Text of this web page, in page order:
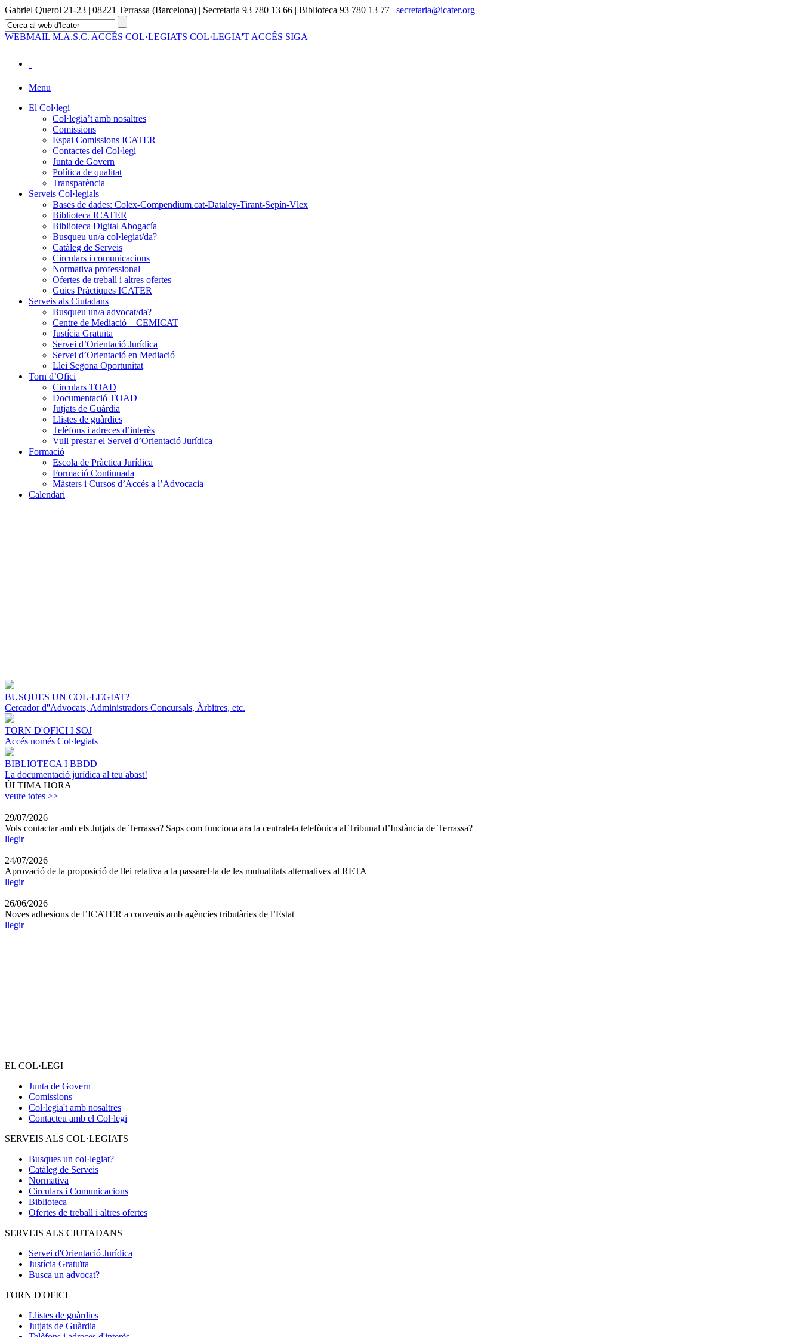
Gabriel Querol 21-23 | 08221 Terrassa (Barcelona) | Secretaria 93 780 13 66 | Biblioteca 93 780 13 77 | secretaria@icater.org
WEBMAIL M.A.S.C. ACCÉS COL·LEGIATS COL·LEGIA'T ACCÉS SIGA
Menu
El Col·legi
Col·legia’t amb nosaltres
Comissions
Espai Comissions ICATER
Contactes del Col·legi
Junta de Govern
Política de qualitat
Transparència
Serveis Col·legials
Bases de dades: Colex-Compendium.cat-Dataley-Tirant-Sepín-Vlex
Biblioteca ICATER
Biblioteca Digital Abogacía
Busqueu un/a col·legiat/da?
Catàleg de Serveis
Circulars i comunicacions
Normativa professional
Ofertes de treball i altres ofertes
Guies Pràctiques ICATER
Serveis als Ciutadans
Busqueu un/a advocat/da?
Centre de Mediació – CEMICAT
Justícia Gratuïta
Servei d’Orientació Jurídica
Servei d’Orientació en Mediació
Llei Segona Oportunitat
Torn d’Ofici
Circulars TOAD
Documentació TOAD
Jutjats de Guàrdia
Llistes de guàrdies
Telèfons i adreces d’interès
Vull prestar el Servei d’Orientació Jurídica
Formació
Escola de Pràctica Jurídica
Formació Continuada
Màsters i Cursos d’Accés a l’Advocacia
Calendari
BUSQUES UN COL·LEGIAT?
Cercador d''Advocats, Administradors Concursals, Àrbitres, etc.
TORN D'OFICI I SOJ
Accés només Col·legiats
BIBLIOTECA I BBDD
La documentació jurídica al teu abast!
ÚLTIMA HORA
veure totes >>
29/07/2026
Vols contactar amb els Jutjats de Terrassa? Saps com funciona ara la centraleta telefònica al Tribunal d’Instància de Terrassa?
llegir +
24/07/2026
Aprovació de la proposició de llei relativa a la passarel·la de les mutualitats alternatives al RETA
llegir +
26/06/2026
Noves adhesions de l’ICATER a convenis amb agències tributàries de l’Estat
llegir +
EL COL·LEGI
Junta de Govern
Comissions
Col·legia't amb nosaltres
Contacteu amb el Col·legi
SERVEIS ALS COL·LEGIATS
Busques un col·legiat?
Catàleg de Serveis
Normativa
Circulars i Comunicacions
Biblioteca
Ofertes de treball i altres ofertes
SERVEIS ALS CIUTADANS
Servei d'Orientació Jurídica
Justícia Gratuïta
Busca un advocat?
TORN D'OFICI
Llistes de guàrdies
Jutjats de Guàrdia